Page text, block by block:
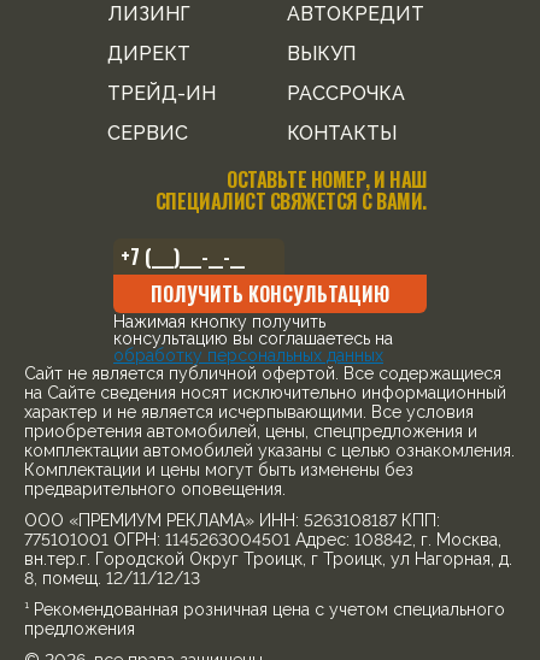
ЛИЗИНГ
АВТОКРЕДИТ
ДИРЕКТ
ВЫКУП
ТРЕЙД-ИН
РАССРОЧКА
СЕРВИС
КОНТАКТЫ
ОСТАВЬТЕ НОМЕР, И НАШ
СПЕЦИАЛИСТ СВЯЖЕТСЯ С ВАМИ.
ПОЛУЧИТЬ КОНСУЛЬТАЦИЮ
Нажимая кнопку получить
консультацию вы соглашаетесь на
обработку персональных данных
Cайт не является публичной офертой. Все содержащиеся
на Сайте сведения носят исключительно информационный
характер и не является исчерпывающими. Все условия
приобретения автомобилей, цены, спецпредложения и
комплектации автомобилей указаны с целью ознакомления.
Комплектации и цены могут быть изменены без
предварительного оповещения.
ООО «ПРЕМИУМ РЕКЛАМА» ИНН: 5263108187 КПП:
775101001 ОГРН: 1145263004501 Адрес: 108842, г. Москва,
вн.тер.г. Городской Округ Троицк, г Троицк, ул Нагорная, д.
8, помещ. 12/11/12/13
¹ Рекомендованная розничная цена с учетом специального
предложения